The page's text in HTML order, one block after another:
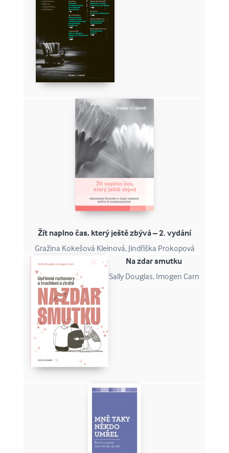
Žít naplno čas, který ještě zbývá – 2. vydání
Gražina Kokešová Kleinová, Jindřiška Prokopová
Na zdar smutku
Sally Douglas, Imogen Carn